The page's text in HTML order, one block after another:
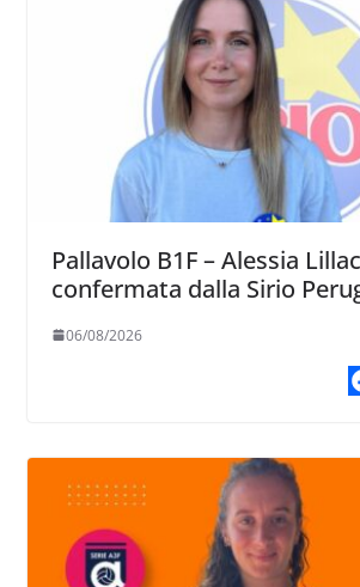
Pallavolo B1F – Alessia
confermata dalla Sirio
06/08/2026